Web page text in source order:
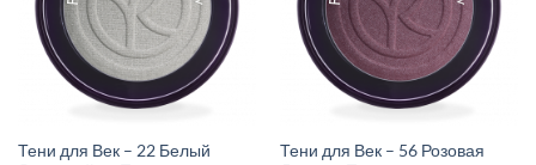
Тени для Век – 22 Белый
Тени для Век – 56 Розовая